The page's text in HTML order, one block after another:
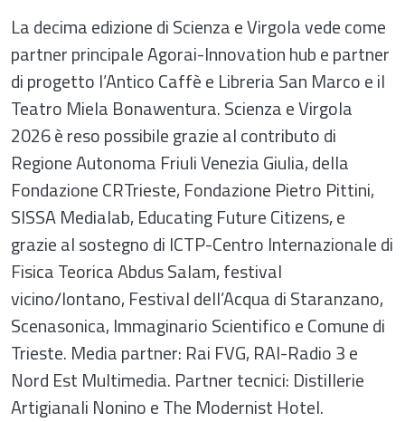
La decima edizione di Scienza e Virgola vede come
partner principale Agorai-Innovation hub e partner
di progetto l’Antico Caffè e Libreria San Marco e il
Teatro Miela Bonawentura. Scienza e Virgola
2026 è reso possibile grazie al contributo di
Regione Autonoma Friuli Venezia Giulia, della
Fondazione CRTrieste, Fondazione Pietro Pittini,
SISSA Medialab, Educating Future Citizens, e
grazie al sostegno di ICTP-Centro Internazionale di
Fisica Teorica Abdus Salam, festival
vicino/lontano, Festival dell’Acqua di Staranzano,
Scenasonica, Immaginario Scientifico e Comune di
Trieste. Media partner: Rai FVG, RAI-Radio 3 e
Nord Est Multimedia. Partner tecnici: Distillerie
Artigianali Nonino e The Modernist Hotel.